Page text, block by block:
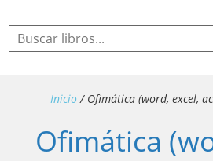
Ofimática
Inicio/ Ofimática (word, excel,